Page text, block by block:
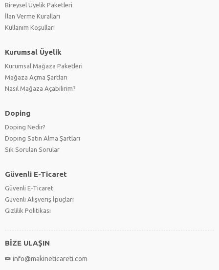
Bireysel Üyelik Paketleri
İlan Verme Kuralları
Kullanım Koşulları
Kurumsal Üyelik
Kurumsal Mağaza Paketleri
Mağaza Açma Şartları
Nasıl Mağaza Açabilirim?
Doping
Doping Nedir?
Doping Satın Alma Şartları
Sık Sorulan Sorular
Güvenli E-Ticaret
Güvenli E-Ticaret
Güvenli Alışveriş İpuçları
Gizlilik Politikası
BİZE ULAŞIN
info@makineticareti.com